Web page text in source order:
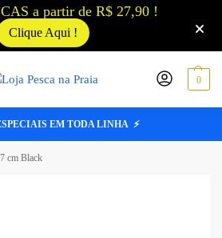
a partir de R$ 27,90 !
Clique Aqui !
0
EM TODA LINHA ⚡
cm Black